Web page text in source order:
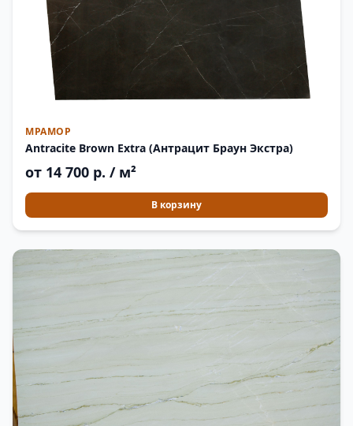
МРАМОР
Antracite Brown Extra (Антрацит Браун Экстра)
от 14 700 р. / м²
В корзину